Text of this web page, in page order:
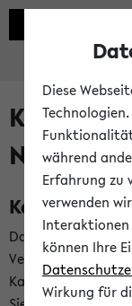
Das eKVV bietet
Diese
während
Erfahrung zu
verwenden
Interaktionen
können Ihre
Wirkung für